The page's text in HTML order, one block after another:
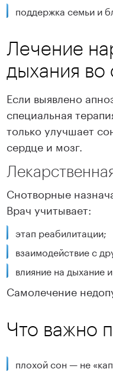
поддержка семьи и
Лечение
дыхания во
Если выявлено
специальная
только улучшает
сердце и мозг.
Снотворные
Врач учитывает:
этап реабилитации;
взаимодействие с
влияние на дыхание
Самолечение
Что важно
плохой сон — не